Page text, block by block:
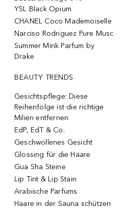
YSL Black Opium
CHANEL Coco Mademoiselle
Narciso Rodriguez Pure Musc
Summer Mink Parfum by
Drake
BEAUTY TRENDS
Gesichtspflege: Diese
Reihenfolge ist die richtige
Milien entfernen
EdP, EdT & Co.
Geschwollenes Gesicht
Glossing für die Haare
Gua Sha Steine
Lip Tint & Lip Stain
Arabische Parfums
Haare in der Sauna schützen